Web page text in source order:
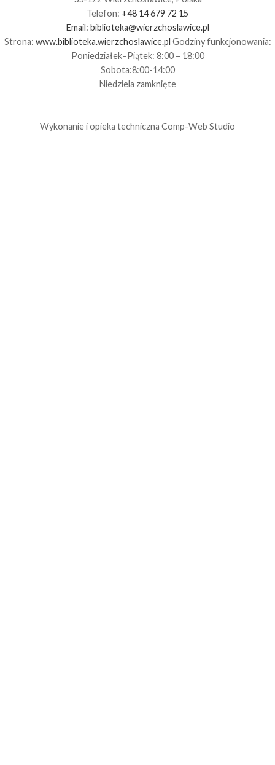
Telefon: +48 14 679 72 15
Email: biblioteka@wierzchoslawice.pl
Strona: www.biblioteka.wierzchoslawice.pl Godziny funkcjonowania:
Poniedziałek–Piątek: 8:00 – 18:00
Sobota:8:00-14:00
Niedziela zamknięte
Wykonanie i opieka techniczna Comp-Web Studio